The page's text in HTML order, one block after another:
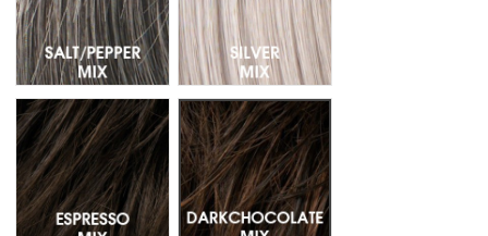
Espresso Mix - Mechas 4.6.2Darkchocolate Mix - Mechas